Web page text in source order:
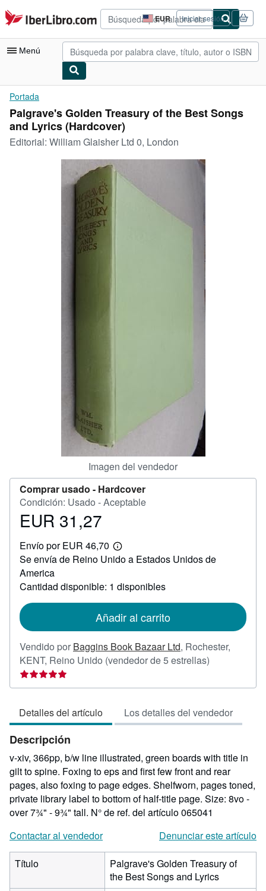
Pasar al contenido principal
IberLibro.com EUR
Preferencias
de
compra
del
Iniciar sesión
Menú
Mi cuenta
Consultar mis pedidos
Búsqueda avanzada
Arte y coleccionismo
Comenzar a vender
Portada
Palgrave's Golden Treasury of the Best Songs
and Lyrics (Hardcover)
Editorial: William Glaisher Ltd 0, London
Imagen del vendedor
Comprar usado - Hardcover
Condición: Usado - Aceptable
Precio
31,27
EUR 31,27
Envío por EUR 46,70
Más
información
tarifas
envío
Se envía de Reino Unido a Estados Unidos de
America
Cantidad disponible: 1 disponibles
Añadir al carrito
Vendido por Baggins Book Bazaar Ltd, Rochester,
KENT, Reino Unido (vendedor de 5 estrellas)
vendedor:
de
5
Detalles del artículo Los detalles del vendedor
Descripción
v-xiv, 366pp, b/w line illustrated, green boards with title in
gilt to spine. Foxing to eps and first few front and rear
pages, also foxing to page edges. Shelfworn, pages toned,
private library label to bottom of half-title page. Size: 8vo -
over 7¾" - 9¾" tall. N° de ref. del artículo 065041
Contactar al vendedor
Denunciar este artículo
Título
Palgrave's Golden Treasury of
the Best Songs and Lyrics